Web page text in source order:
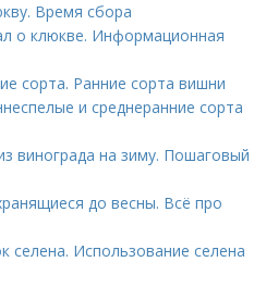
Время сбора
о клюкве. Информационная
сорта. Ранние сорта вишни
и среднеранние сорта
винограда на зиму. Пошаговый
до весны. Всё про
селена. Использование селена